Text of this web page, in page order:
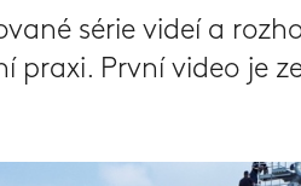
série videí a
praxi. První video je